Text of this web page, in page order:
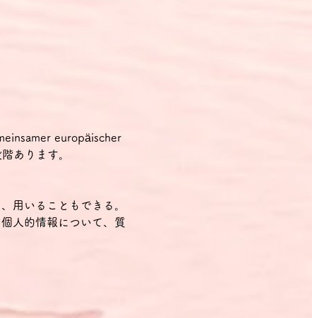
europäischer
あります。
用いることもできる。
人的情報について、質